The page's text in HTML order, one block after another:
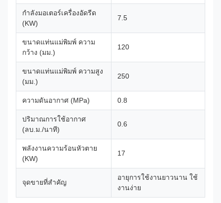
กำลังมอเตอร์เครื่องอัดรีด
(KW)
7.5
ขนาดแท่นแม่พิมพ์ ความ
กว้าง (มม.)
120
ขนาดแท่นแม่พิมพ์ ความสูง
(มม.)
250
ความดันอากาศ (MPa) 0.8
ปริมาณการใช้อากาศ
(ลบ.ม./นาที)
0.6
พลังงานความร้อนหัวตาย
(KW)
17
จุดขายที่สำคัญ
อายุการใช้งานยาวนาน ใช้
งานง่าย